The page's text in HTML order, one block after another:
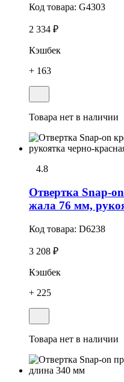
Код товара: G4303
2 334 ₽
Кэшбек
+ 163
Товара нет в наличии
4.8
Отвертка Snap-
жала 76 мм,
Код товара: D6238
3 208 ₽
Кэшбек
+ 225
Товара нет в наличии